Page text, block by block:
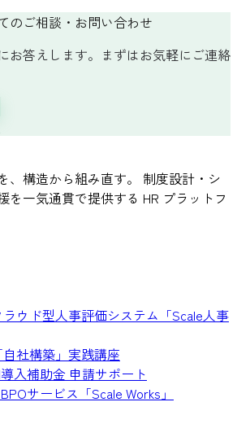
のご相談・お問い合わせ
お答えします。まずはお気軽にご連絡
、構造から組み直す。 制度設計・シ
を一気通貫で提供する HR プラットフ
ウド型人事評価システム「Scale人事
社構築」実践講座
入補助金 申請サポート
サービス「Scale Works」